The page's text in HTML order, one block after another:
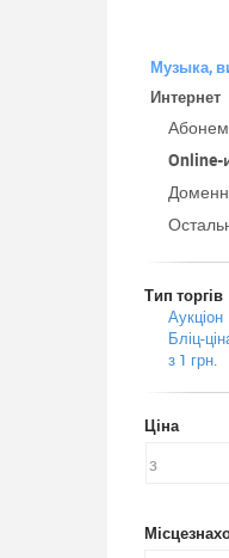
Музыка,
Интернет
Тип торгів
Аукціон
Бліц-
з 1 грн.
Ціна